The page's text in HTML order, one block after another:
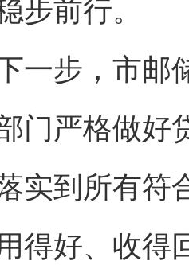
步前行。
步，市邮储
门严格做好
实到所有符
得好、收得